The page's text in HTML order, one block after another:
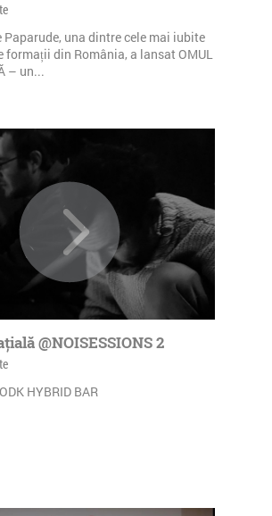
Paparude, una dintre cele mai iubite
formații din România, a lansat OMUL
– un...
@NOISESSIONS 2
HYBRID BAR